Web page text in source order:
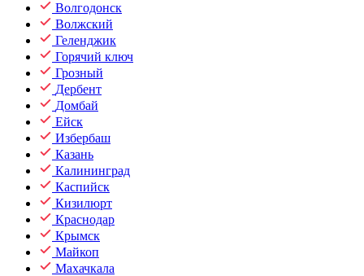
Волгодонск
Волжский
Геленджик
Горячий ключ
Грозный
Дербент
Домбай
Ейск
Избербаш
Казань
Калининград
Каспийск
Кизилюрт
Краснодар
Крымск
Майкоп
Махачкала